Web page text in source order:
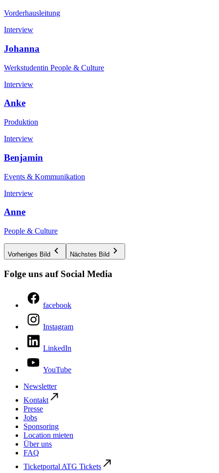
Vorderhausleitung
Interview
Johanna
Werkstudentin People & Culture
Interview
Anke
Produktion
Interview
Benjamin
Events & Kommunikation
Interview
Anne
People & Culture
Vorheriges Bild Nächstes Bild
Folge uns auf Social Media
facebook
Instagram
LinkedIn
YouTube
Newsletter
Kontakt
Presse
Jobs
Sponsoring
Location mieten
Über uns
FAQ
Ticketportal ATG Tickets